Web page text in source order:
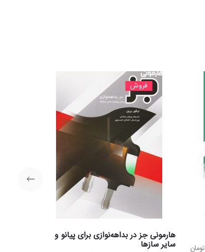
تومان قیمت
فروش
هارمونی جز در بداهه‌نوازی برای پیانو و
سایر سازها